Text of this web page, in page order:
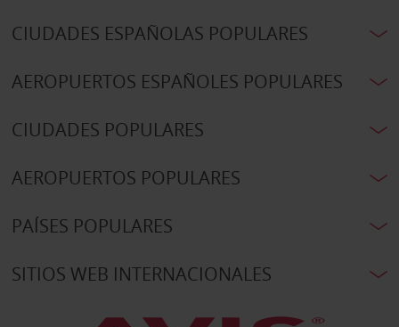
CIUDADES ESPAÑOLAS POPULARES
AEROPUERTOS ESPAÑOLES POPULARES
CIUDADES POPULARES
AEROPUERTOS POPULARES
PAÍSES POPULARES
SITIOS WEB INTERNACIONALES